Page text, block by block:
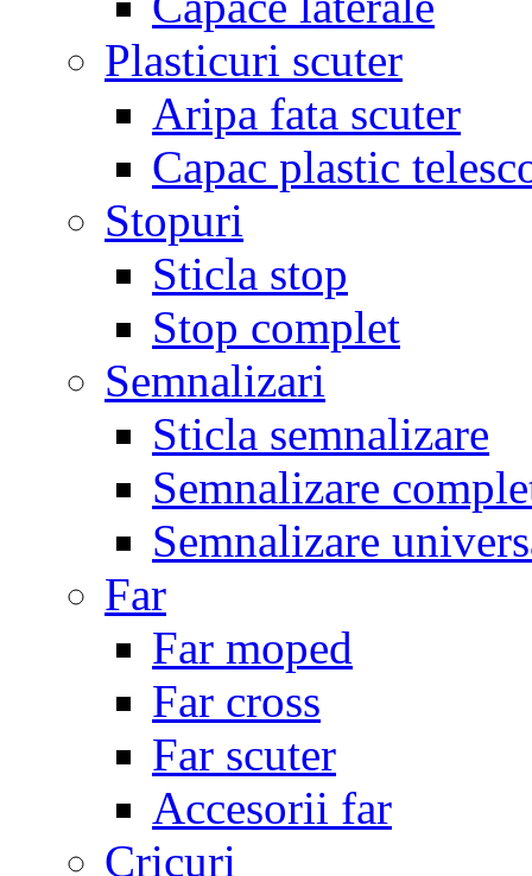
Plasticuri scuter
Aripa fata scuter
Capac plastic
Stopuri
Sticla stop
Stop complet
Semnalizari
Sticla semnalizare
Semnalizare
Semnalizare
Far
Far moped
Far cross
Far scuter
Accesorii far
Cricuri